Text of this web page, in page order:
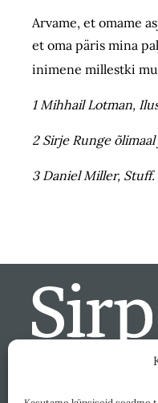
Arvame, et omame
et oma päris mina
inimene millestki
1 Mihhail Lotman,
2 Sirje Runge
3 Daniel Miller,